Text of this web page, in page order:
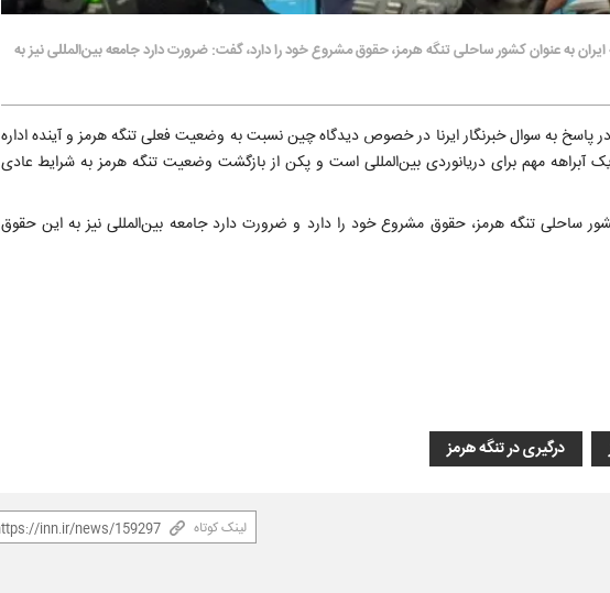
ایرنا با اشاره به اینکه ایران به عنوان کشور ساحلی تنگه هرمز، حقوق مشروع خود را دارد، گفت: ضرورت دارد جامعه بین‌المللی نیز به
به سوال خبرنگار ایرنا در خصوص دیدگاه چین نسبت به وضعیت فعلی تنگه هرمز و آینده اداره
آبراهه مهم برای دریانوردی بین‌المللی است و پکن از بازگشت وضعیت تنگه هرمز به شرایط عادی
ساحلی تنگه هرمز، حقوق مشروع خود را دارد و ضرورت دارد جامعه بین‌المللی نیز به این حقوق
درگیری در تنگه هرمز
لینک کوتاه